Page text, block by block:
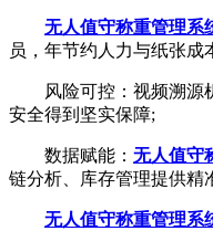
无人值守称重管理系
员，年节约人力与纸张成
风险可控：视频溯源机
安全得到坚实保障;
数据赋能： 无人值守
链分析、库存管理提供精
无人值守称重管理系